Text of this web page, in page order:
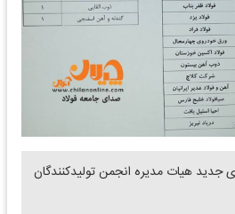
جدید هیات مدیره انجمن تولیدکنندگان